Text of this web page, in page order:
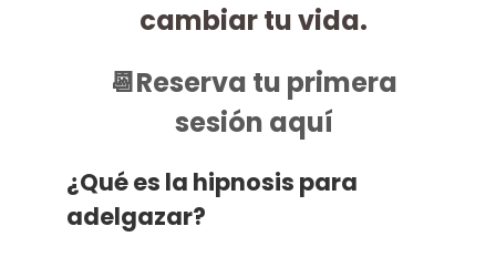
cambiar tu vida.
📆​Reserva tu primera
sesión aquí
¿Qué es la hipnosis para
adelgazar?